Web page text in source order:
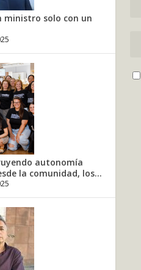
ministro solo con un
autonomía
la comunidad, los...